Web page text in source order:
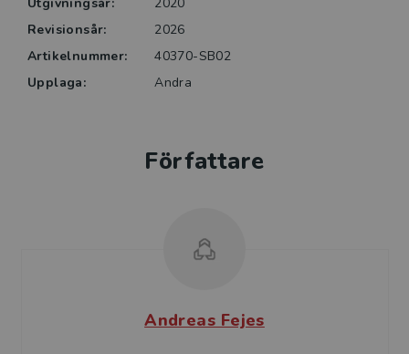
Revisionsår:
2026
Artikelnummer:
40370-SB02
Upplaga:
Andra
Författare
Andreas Fejes